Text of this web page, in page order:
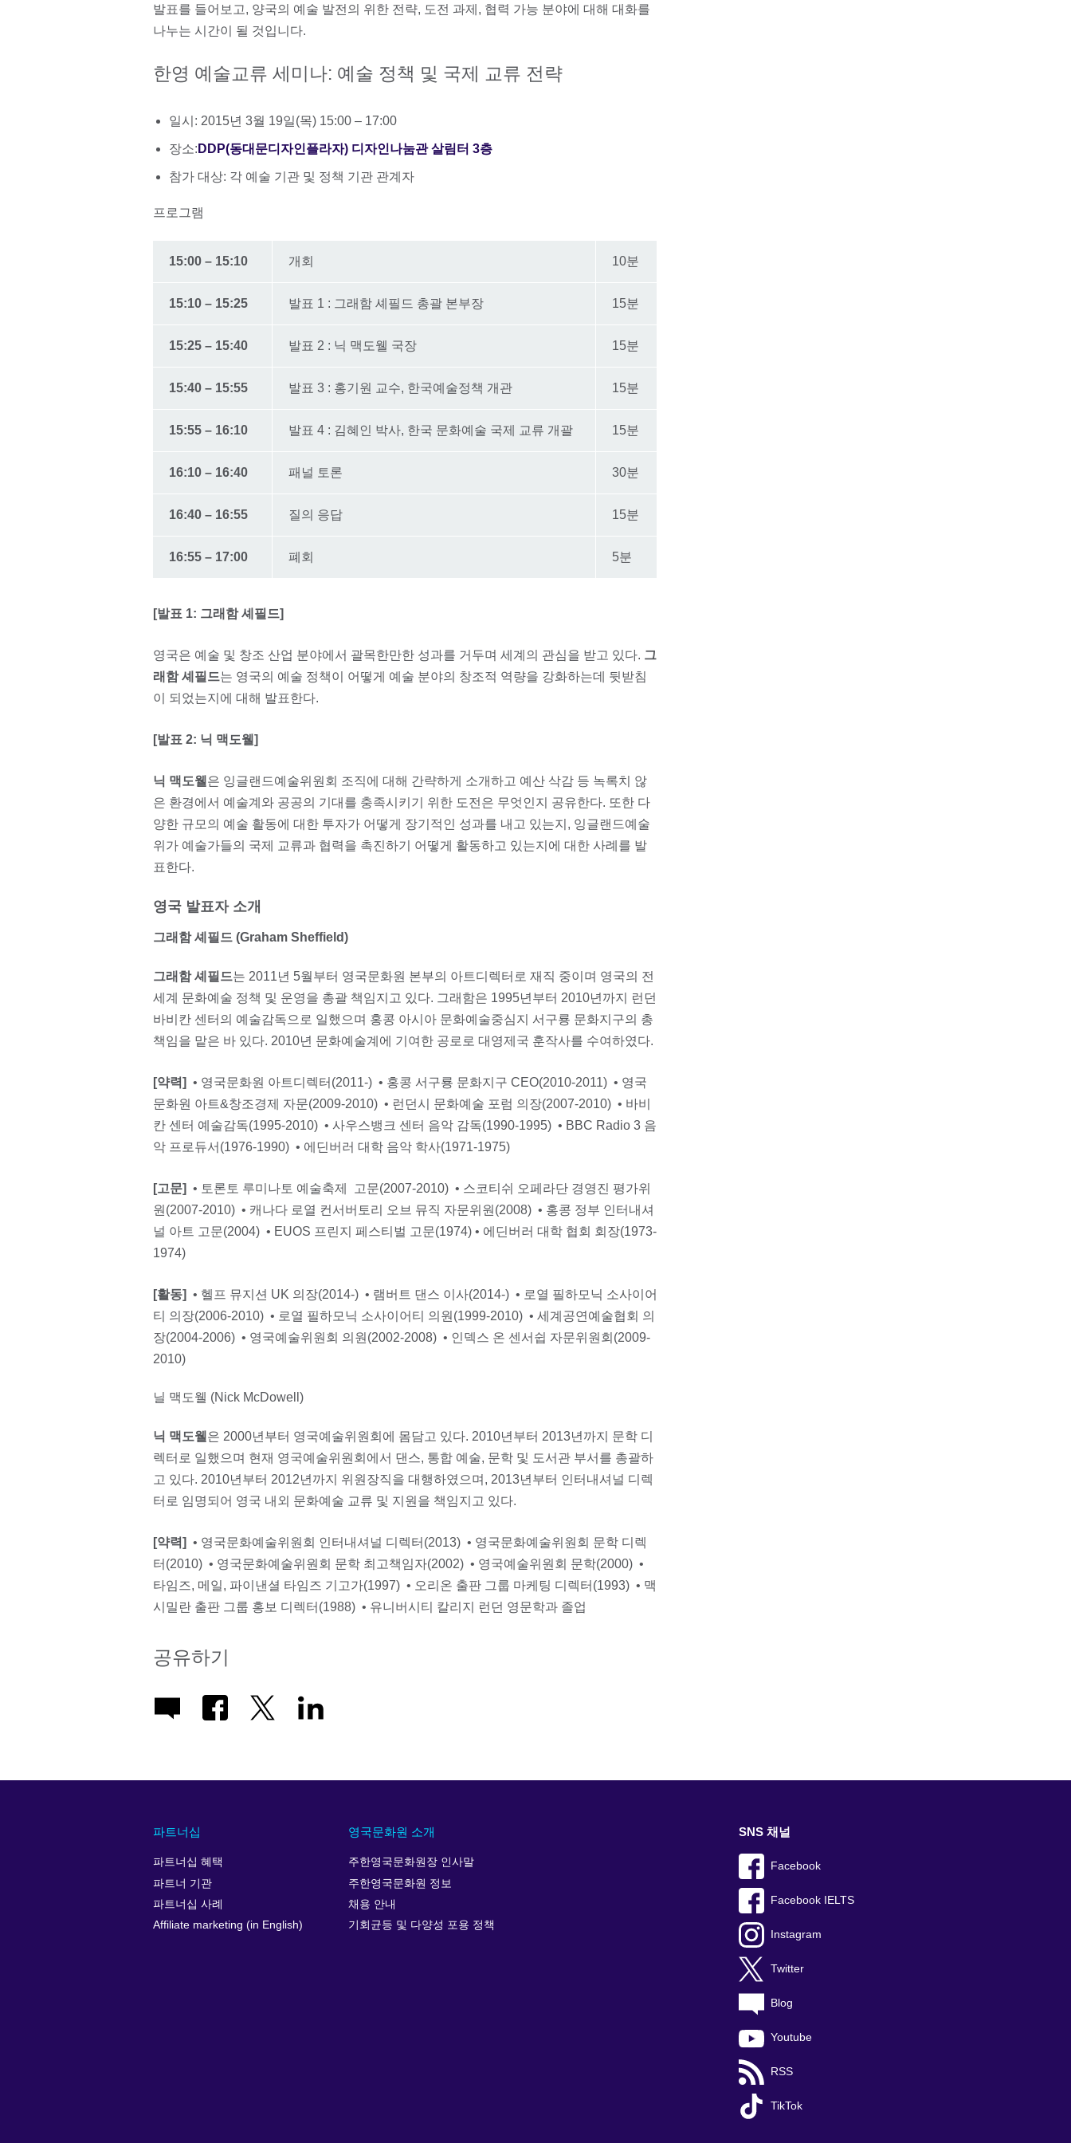
발표를 들어보고, 양국의 예술 발전의 위한 전략, 도전 과제, 협력 가능 분야에 대해 대화를
나누는 시간이 될 것입니다.
한영 예술교류 세미나: 예술 정책 및 국제 교류 전략
일시: 2015년 3월 19일(목) 15:00 – 17:00
장소: DDP(동대문디자인플라자) 디자인나눔관 살림터 3층
참가 대상: 각 예술 기관 및 정책 기관 관계자
프로그램
15:00 – 15:10 개회 10분
15:10 – 15:25 발표 1 : 그래함 셰필드 총괄 본부장 15분
15:25 – 15:40 발표 2 : 닉 맥도웰 국장 15분
15:40 – 15:55 발표 3 : 홍기원 교수, 한국예술정책 개관 15분
15:55 – 16:10 발표 4 : 김혜인 박사, 한국 문화예술 국제 교류 개괄 15분
16:10 – 16:40 패널 토론 30분
16:40 – 16:55 질의 응답 15분
16:55 – 17:00 폐회 5분
[발표 1: 그래함 셰필드]
영국은 예술 및 창조 산업 분야에서 괄목한만한 성과를 거두며 세계의 관심을 받고 있다. 그
래함 셰필드는 영국의 예술 정책이 어떻게 예술 분야의 창조적 역량을 강화하는데 뒷받침
이 되었는지에 대해 발표한다.
[발표 2: 닉 맥도웰]
닉 맥도웰 은 잉글랜드예술위원회 조직에 대해 간략하게 소개하고 예산 삭감 등 녹록치 않
은 환경에서 예술계와 공공의 기대를 충족시키기 위한 도전은 무엇인지 공유한다. 또한 다
양한 규모의 예술 활동에 대한 투자가 어떻게 장기적인 성과를 내고 있는지, 잉글랜드예술
위가 예술가들의 국제 교류과 협력을 촉진하기 어떻게 활동하고 있는지에 대한 사례를 발
표한다.
영국 발표자 소개
그래함 셰필드 (Graham Sheffield)
그래함 셰필드는 2011년 5월부터 영국문화원 본부의 아트디렉터로 재직 중이며 영국의 전
세계 문화예술 정책 및 운영을 총괄 책임지고 있다. 그래함은 1995년부터 2010년까지 런던
바비칸 센터의 예술감독으로 일했으며 홍콩 아시아 문화예술중심지 서구룡 문화지구의 총
책임을 맡은 바 있다. 2010년 문화예술계에 기여한 공로로 대영제국 훈작사를 수여하였다.
[약력] • 영국문화원 아트디렉터(2011-) • 홍콩 서구룡 문화지구 CEO(2010-2011) • 영국
문화원 아트&창조경제 자문(2009-2010) • 런던시 문화예술 포럼 의장(2007-2010) • 바비
칸 센터 예술감독(1995-2010) • 사우스뱅크 센터 음악 감독(1990-1995) • BBC Radio 3 음
악 프로듀서(1976-1990) • 에딘버러 대학 음악 학사(1971-1975)
[고문] • 토론토 루미나토 예술축제 고문(2007-2010) • 스코티쉬 오페라단 경영진 평가위
원(2007-2010) • 캐나다 로열 컨서버토리 오브 뮤직 자문위원(2008) • 홍콩 정부 인터내셔
널 아트 고문(2004) • EUOS 프린지 페스티벌 고문(1974) • 에딘버러 대학 협회 회장(1973-
1974)
[활동] • 헬프 뮤지션 UK 의장(2014-) • 램버트 댄스 이사(2014-) • 로열 필하모닉 소사이어
티 의장(2006-2010) • 로열 필하모닉 소사이어티 의원(1999-2010) • 세계공연예술협회 의
장(2004-2006) • 영국예술위원회 의원(2002-2008) • 인덱스 온 센서쉽 자문위원회(2009-
2010)
닐 맥도웰 (Nick McDowell)
닉 맥도웰 은 2000년부터 영국예술위원회에 몸담고 있다. 2010년부터 2013년까지 문학 디
렉터로 일했으며 현재 영국예술위원회에서 댄스, 통합 예술, 문학 및 도서관 부서를 총괄하
고 있다. 2010년부터 2012년까지 위원장직을 대행하였으며, 2013년부터 인터내셔널 디렉
터로 임명되어 영국 내외 문화예술 교류 및 지원을 책임지고 있다.
[약력] • 영국문화예술위원회 인터내셔널 디렉터(2013) • 영국문화예술위원회 문학 디렉
터(2010) • 영국문화예술위원회 문학 최고책임자(2002) • 영국예술위원회 문학(2000) •
타임즈, 메일, 파이낸셜 타임즈 기고가(1997) • 오리온 출판 그룹 마케팅 디렉터(1993) • 맥
시밀란 출판 그룹 홍보 디렉터(1988) • 유니버시티 칼리지 런던 영문학과 졸업
공유하기
파트너십
파트너십 혜택
파트너 기관
파트너십 사례
Affiliate marketing (in English)
영국문화원 소개
주한영국문화원장 인사말
주한영국문화원 정보
채용 안내
기회균등 및 다양성 포용 정책
SNS 채널
Facebook
Facebook IELTS
Instagram
Twitter
Blog
Youtube
RSS
TikTok